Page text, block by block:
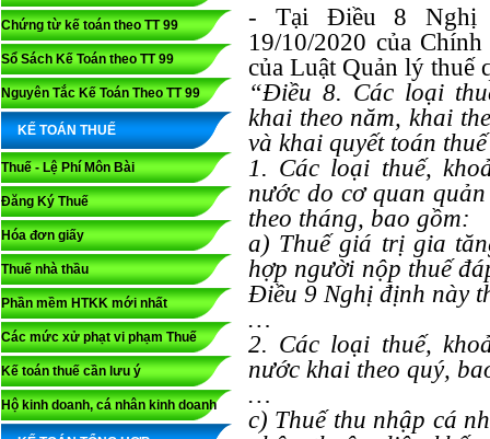
Chứng từ kế toán theo TT 99
Sổ Sách Kế Toán theo TT 99
Nguyên Tắc Kế Toán Theo TT 99
KẾ TOÁN THUẾ
Thuế - Lệ Phí Môn Bài
Đăng Ký Thuế
Hóa đơn giấy
Thuế nhà thầu
Phần mềm HTKK mới nhất
Các mức xử phạt vi phạm Thuế
Kế toán thuế cần lưu ý
Hộ kinh doanh, cá nhân kinh doanh
- Tại Điều 8 Nghị
19/10/2020 của
của Luật Quản lý thuế
“Điều 8. Các loại
khai theo năm, khai
và khai quyết toán thuế
1. Các loại thuế,
nước do cơ quan
theo tháng, bao gồm:
a) Thuế giá trị gia
hợp người nộp thuế
Điều 9 Nghị định này
…
2. Các loại thuế,
nước khai theo quý,
…
c) Thuế thu nhập cá